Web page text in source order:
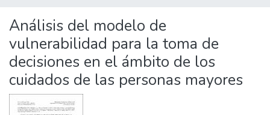
Communities
&
Collections
All of DSpace
Análisis del modelo de
vulnerabilidad para la toma de
decisiones en el ámbito de los
cuidados de las personas mayores